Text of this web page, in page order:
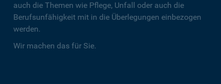
auch die Themen wie Pflege, Unfall oder auch die
Berufsunfähigkeit mit in die Überlegungen einbezogen
werden.
Wir machen das für Sie.